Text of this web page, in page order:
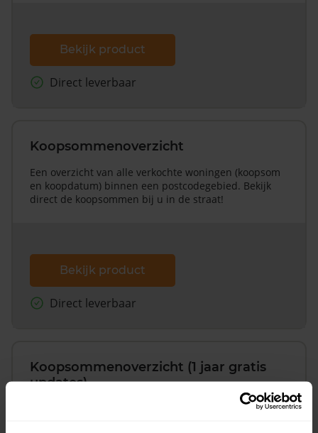
Bekijk product
Direct leverbaar
Koopsommenoverzicht
Een overzicht van alle verkochte woningen (koopsom
en koopdatum) binnen een postcodegebied. Bekijk
direct de koopsommen bij u in de straat!
Bekijk product
Direct leverbaar
Koopsommenoverzicht (1 jaar gratis
updates)